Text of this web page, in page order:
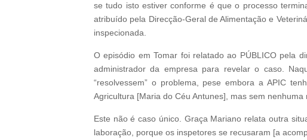
se tudo isto estiver conforme é que o processo
atribuído pela Direcção-Geral de Alimentação e
inspecionada.
O episódio em Tomar foi relatado ao PÚBLICO pela
administrador da empresa para revelar o caso.
“resolvessem” o problema, pese embora a APIC
Agricultura [Maria do Céu Antunes], mas sem nenhuma
Este não é caso único. Graça Mariano relata outra
laboração, porque os inspetores se recusaram [a